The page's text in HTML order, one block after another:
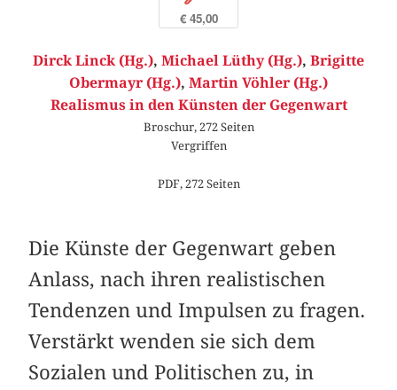
€ 45,00
Dirck Linck (Hg.), Michael Lüthy (Hg.), Brigitte
Obermayr (Hg.), Martin Vöhler (Hg.)
Realismus in den Künsten der Gegenwart
Broschur, 272 Seiten
Vergriffen
PDF, 272 Seiten
Die Künste der Gegenwart geben
Anlass, nach ihren realistischen
Tendenzen und Impulsen zu fragen.
Verstärkt wenden sie sich dem
Sozialen und Politischen zu, in